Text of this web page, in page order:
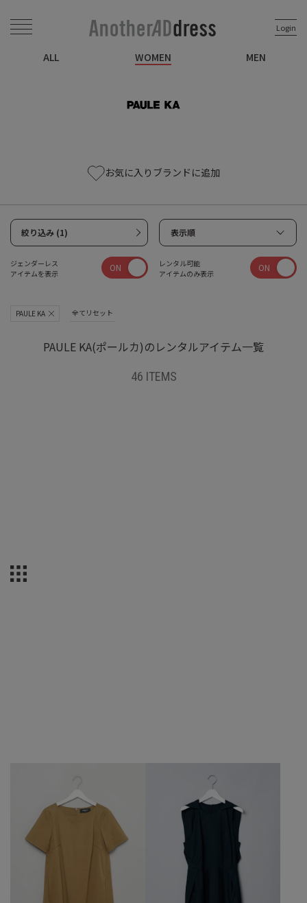
Login
ALL WOMEN MEN
お気に入りブランドに追加
絞り込み (1) 表示順
ジェンダーレス
アイテムを表示
ON
レンタル可能
アイテムのみ表示
ON
PAULE KA 全てリセット
PAULE KA(ポールカ)のレンタルアイテム一覧
46 ITEMS